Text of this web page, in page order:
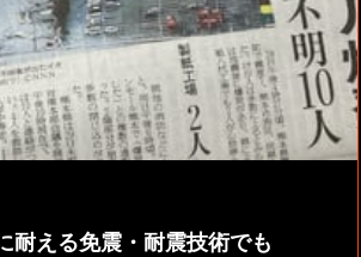
耐える免震・耐震技術でも